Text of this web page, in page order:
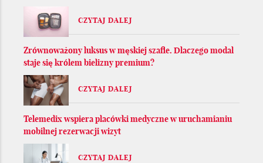
CZYTAJ DALEJ
Zrównoważony luksus w męskiej szafie. Dlaczego modal
staje się królem bielizny premium?
CZYTAJ DALEJ
Telemedix wspiera placówki medyczne w uruchamianiu
mobilnej rezerwacji wizyt
CZYTAJ DALEJ